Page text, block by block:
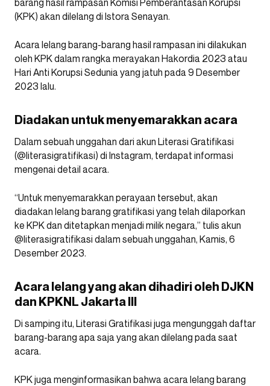
(KPK) akan dilelang di Istora Senayan.
Acara lelang barang-barang hasil rampasan ini dilakukan
oleh KPK dalam rangka merayakan Hakordia 2023 atau
Hari Anti Korupsi Sedunia yang jatuh pada 9 Desember
2023 lalu.
Diadakan untuk menyemarakkan acara
Dalam sebuah unggahan dari akun Literasi Gratifikasi
(@literasigratifikasi) di Instagram, terdapat informasi
mengenai detail acara.
“Untuk menyemarakkan perayaan tersebut, akan
diadakan lelang barang gratifikasi yang telah dilaporkan
ke KPK dan ditetapkan menjadi milik negara,” tulis akun
@literasigratifikasi dalam sebuah unggahan, Kamis, 6
Desember 2023.
Acara lelang yang akan dihadiri oleh DJKN
dan KPKNL Jakarta III
Di samping itu, Literasi Gratifikasi juga mengunggah daftar
barang-barang apa saja yang akan dilelang pada saat
acara.
KPK juga menginformasikan bahwa acara lelang barang